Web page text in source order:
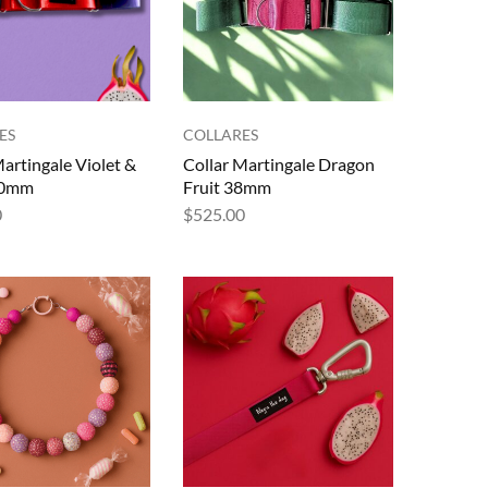
Violet &
COLLARES
Collar Martingale Dragon
Fruit 38mm
$525.00